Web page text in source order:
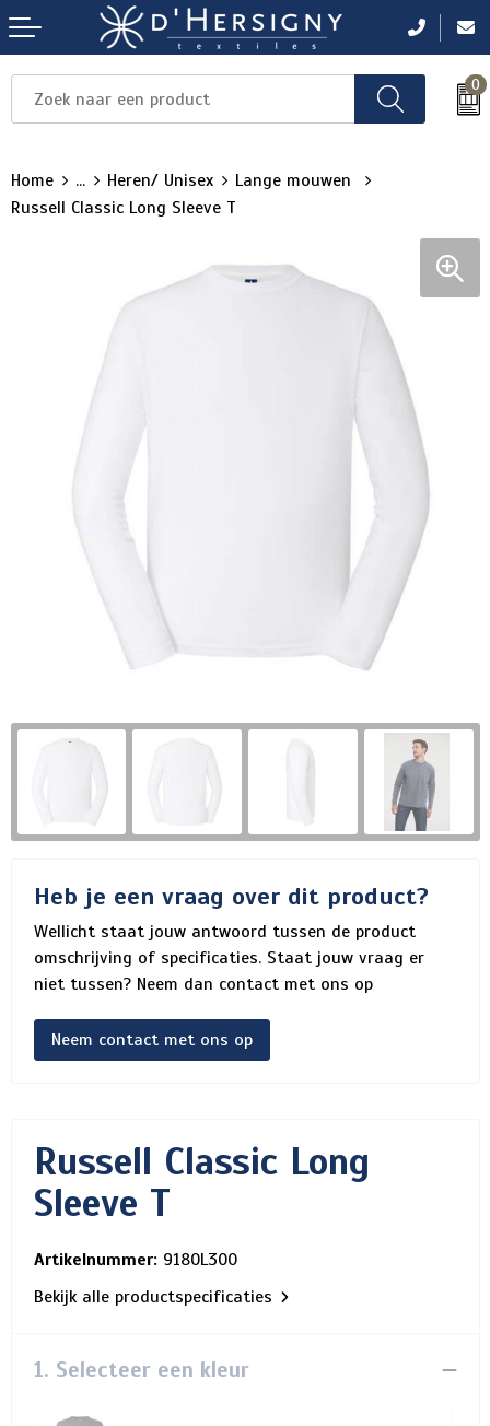
0
Home ... Heren/ Unisex
Lange mouwen
Russell Classic Long Sleeve T
Heb je een vraag over dit product?
Wellicht staat jouw antwoord tussen de product
omschrijving of specificaties. Staat jouw vraag er
niet tussen? Neem dan contact met ons op
Neem contact met ons op
Russell Classic Long
Sleeve T
Artikelnummer: 9180L300
Bekijk alle productspecificaties
1. Selecteer een kleur